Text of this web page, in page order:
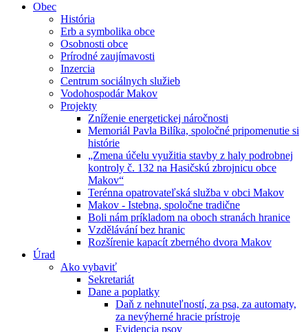
Obec
História
Erb a symbolika obce
Osobnosti obce
Prírodné zaujímavosti
Inzercia
Centrum sociálnych služieb
Vodohospodár Makov
Projekty
Zníženie energetickej náročnosti
Memoriál Pavla Bilíka, spoločné pripomenutie si
histórie
„Zmena účelu využitia stavby z haly podrobnej
kontroly č. 132 na Hasičskú zbrojnicu obce
Makov“
Terénna opatrovateľská služba v obci Makov
Makov - Istebna, spoločne tradične
Boli nám príkladom na oboch stranách hranice
Vzdělávání bez hranic
Rozšírenie kapacít zberného dvora Makov
Úrad
Ako vybaviť
Sekretariát
Dane a poplatky
Daň z nehnuteľností, za psa, za automaty,
za nevýherné hracie prístroje
Evidencia psov